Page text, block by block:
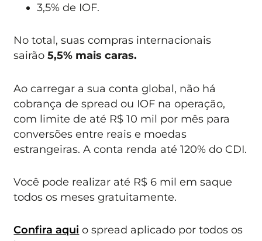
3,5% de IOF.
No total, suas compras internacionais
sairão5,5% mais caras.
Ao carregar a sua conta global, não há
cobrança de spread ou IOF na operação,
com limite de até R$ 10 mil por mês para
conversões entre reais e moedas
estrangeiras. A conta renda até 120% do CDI.
Você pode realizar até R$ 6 mil em saque
todos os meses gratuitamente.
Confira aqui o spread aplicado por todos os